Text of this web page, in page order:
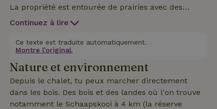
La propriété est entourée de prairies avec des
vaches et des chevaux qui veillent sur la tranquillité
chalet nature coule un beau petit spren avec un
petit pont qui donne à l'ensemble une image de
conte de fées.
Continuez à lire
Ce texte est traduite automatiquement.
Montre l'original.
Nature et environnement
Depuis le chalet, tu peux marcher directement
dans les bois. Des bois et des landes où l'on trouve
notamment le Schaapskooi à 4 km (la réserve